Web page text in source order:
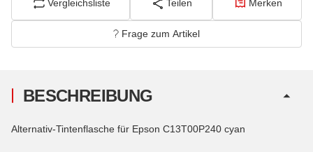
Vergleichsliste Teilen Merken
Frage zum Artikel
BESCHREIBUNG
Alternativ-Tintenflasche für Epson C13T00P240 cyan